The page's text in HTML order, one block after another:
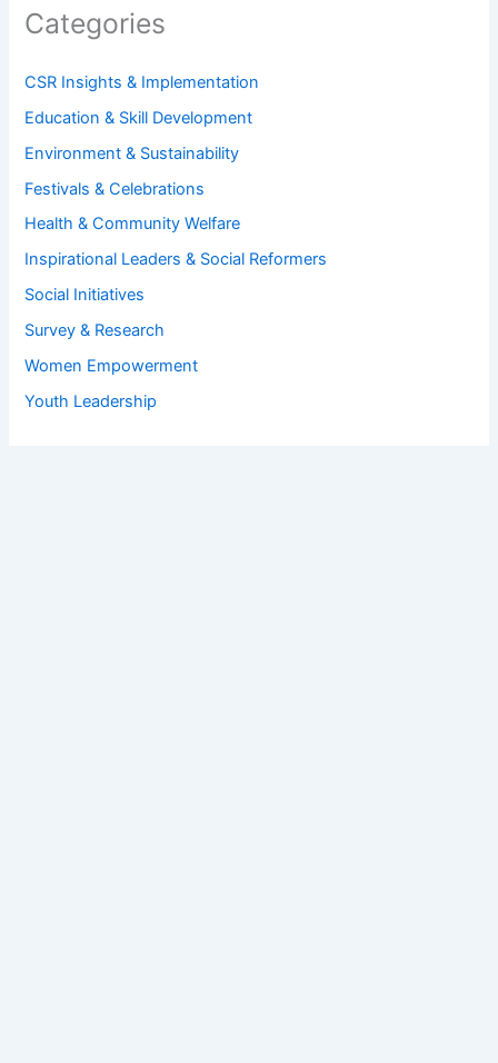
Categories
CSR Insights & Implementation
Education & Skill Development
Environment & Sustainability
Festivals & Celebrations
Health & Community Welfare
Inspirational Leaders & Social Reformers
Social Initiatives
Survey & Research
Women Empowerment
Youth Leadership